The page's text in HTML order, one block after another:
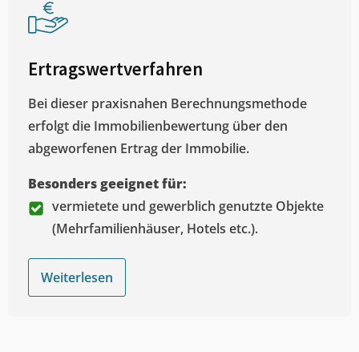
Ertragswertverfahren
Bei dieser praxisnahen Berechnungsmethode
erfolgt die Immobilienbewertung über den
abgeworfenen Ertrag der Immobilie.
Besonders geeignet für:
vermietete und gewerblich genutzte Objekte
(Mehrfamilienhäuser, Hotels etc.).
Weiterlesen